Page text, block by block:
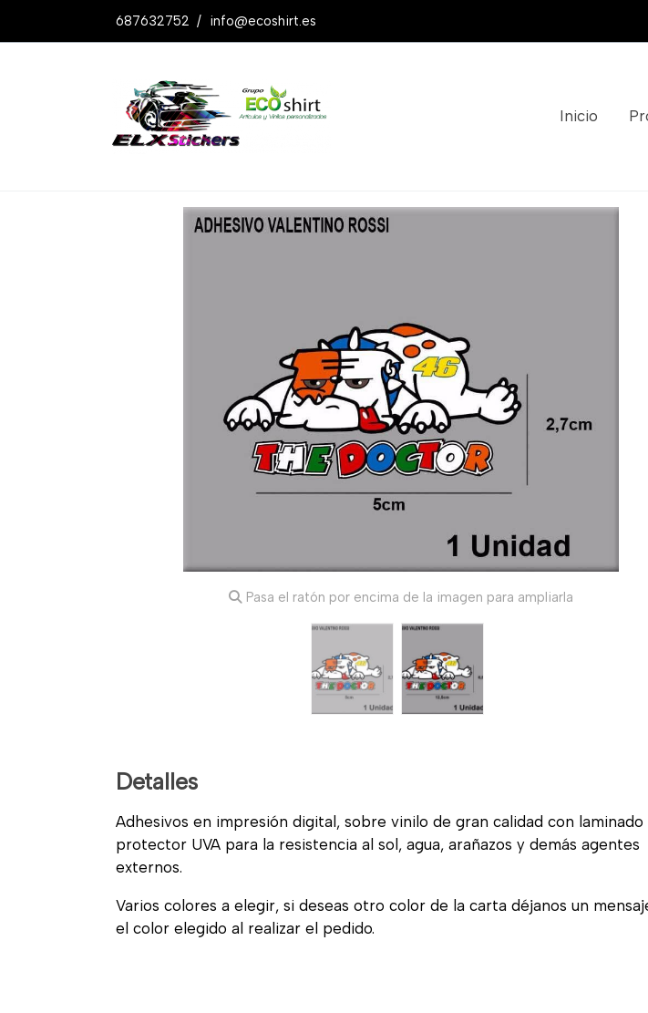
687632752 / info@ecoshirt.es
Inicio
Productos Pegatina Perro Dog Rossi Dp2000 Sticker Decal Aufkleber
Pasa el ratón por encima de la imagen para ampliarla
Detalles
Adhesivos en impresión digital, sobre vinilo de gran calidad con laminado
protector UVA para la resistencia al sol, agua, arañazos y demás agentes
externos.
Varios colores a elegir, si deseas otro color de la carta déjanos un
el color elegido al realizar el pedido.